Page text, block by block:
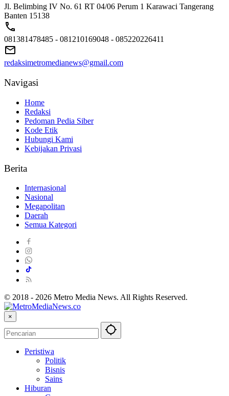
Jl. Belimbing IV No. 61 RT 04/06 Perum 1 Karawaci Tangerang
Banten 15138
081381478485 - 081210169048 - 085220226411
redaksimetromedianews@gmail.com
Navigasi
Home
Redaksi
Pedoman Pedia Siber
Kode Etik
Hubungi Kami
Kebijakan Privasi
Berita
Internasional
Nasional
Megapolitan
Daerah
Semua Kategori
© 2018 - 2026 Metro Media News. All Rights Reserved.
×
Peristiwa
Politik
Bisnis
Sains
Hiburan